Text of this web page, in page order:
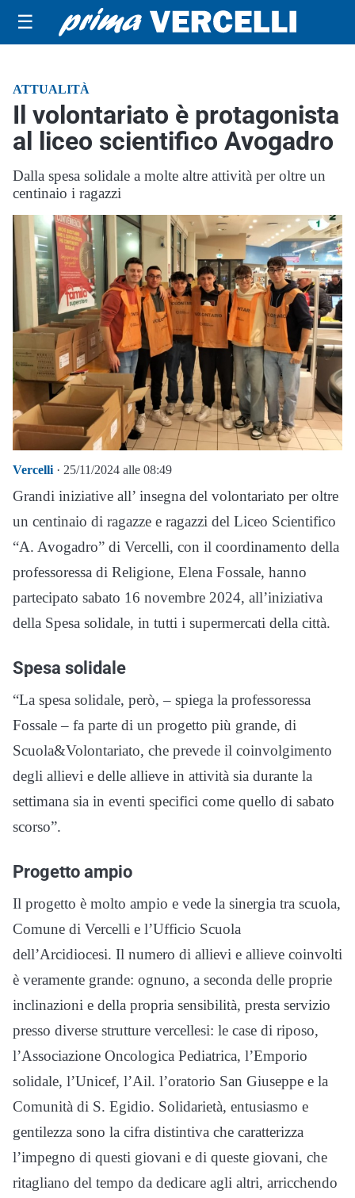
☰
ATTUALITÀ
Il volontariato è protagonista
al liceo scientifico Avogadro
Dalla spesa solidale a molte altre attività per oltre un
centinaio i ragazzi
Vercelli · 25/11/2024 alle 08:49
Grandi iniziative all’ insegna del volontariato per oltre
un centinaio di ragazze e ragazzi del Liceo Scientifico
“A. Avogadro” di Vercelli, con il coordinamento della
professoressa di Religione, Elena Fossale, hanno
partecipato sabato 16 novembre 2024, all’iniziativa
della Spesa solidale, in tutti i supermercati della città.
Spesa solidale
“La spesa solidale, però, – spiega la professoressa
Fossale – fa parte di un progetto più grande, di
Scuola&Volontariato, che prevede il coinvolgimento
degli allievi e delle allieve in attività sia durante la
settimana sia in eventi specifici come quello di sabato
scorso”.
Progetto ampio
Il progetto è molto ampio e vede la sinergia tra scuola,
Comune di Vercelli e l’Ufficio Scuola
dell’Arcidiocesi. Il numero di allievi e allieve coinvolti
è veramente grande: ognuno, a seconda delle proprie
inclinazioni e della propria sensibilità, presta servizio
presso diverse strutture vercellesi: le case di riposo,
l’Associazione Oncologica Pediatrica, l’Emporio
solidale, l’Unicef, l’Ail. l’oratorio San Giuseppe e la
Comunità di S. Egidio. Solidarietà, entusiasmo e
gentilezza sono la cifra distintiva che caratterizza
l’impegno di questi giovani e di queste giovani, che
ritagliano del tempo da dedicare agli altri, arricchendo